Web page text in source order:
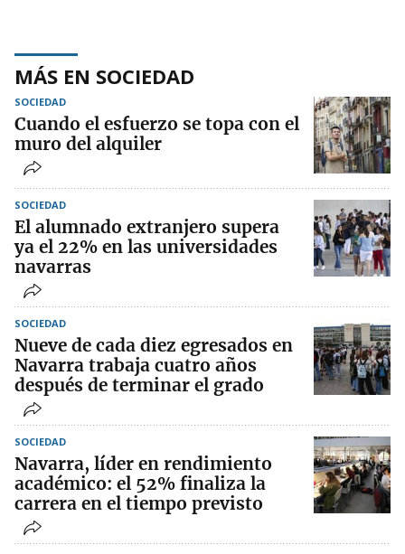
MÁS EN SOCIEDAD
SOCIEDAD
Cuando el esfuerzo se topa con el
muro del alquiler
SOCIEDAD
El alumnado extranjero supera
ya el 22% en las universidades
navarras
SOCIEDAD
Nueve de cada diez egresados en
Navarra trabaja cuatro años
después de terminar el grado
SOCIEDAD
Navarra, líder en rendimiento
académico: el 52% finaliza la
carrera en el tiempo previsto